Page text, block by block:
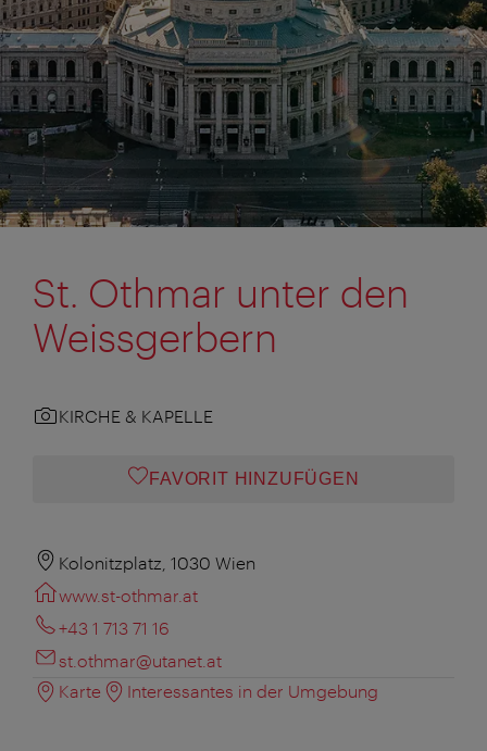
St. Othmar unter den
Weissgerbern
KIRCHE & KAPELLE
FAVORIT HINZUFÜGEN
Kolonitzplatz, 1030 Wien
www.st-othmar.at
+43 1 713 71 16
st.othmar@utanet.at
Karte
Interessantes in der Umgebung